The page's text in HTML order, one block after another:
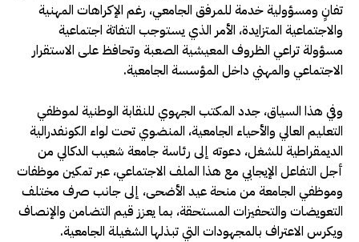
تفانٍ ومسؤولية خدمة للمرفق الجامعي، رغم الإكراهات المهنية
والاجتماعية المتزايدة، الأمر الذي يستوجب التفاتة اجتماعية
مسؤولة تراعي الظروف المعيشية الصعبة وتحافظ على الاستقرار
الاجتماعي والمهني داخل المؤسسة الجامعية.
وفي هذا السياق، جدد المكتب الجهوي للنقابة الوطنية لموظفي
التعليم العالي والأحياء الجامعية، المنضوي تحت لواء الكونفدرالية
الديمقراطية للشغل، دعوته إلى رئاسة جامعة شعيب الدكالي من
أجل التفاعل الإيجابي مع هذا الملف الاجتماعي، عبر تمكين موظفات
وموظفي الجامعة من منحة عيد الأضحى، إلى جانب صرف مختلف
التعويضات والتحفيزات المستحقة، بما يعزز قيم التضامن والإنصاف
ويكرس الاعتراف بالمجهودات التي تبذلها الشغيلة الجامعية.